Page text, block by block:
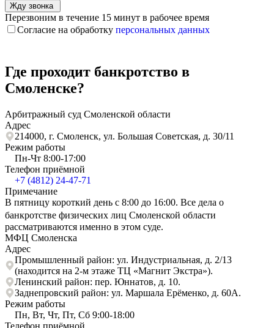
Жду звонка
Перезвоним в течение 15 минут в рабочее время
Согласие на обработку персональных данных
Где проходит банкротство в
Смоленске?
Арбитражный суд Смоленской области
Адрес
214000, г. Смоленск, ул. Большая Советская, д. 30/11
Режим работы
Пн-Чт 8:00-17:00
Телефон приёмной
+7 (4812) 24-47-71
Примечание
В пятницу короткий день с 8:00 до 16:00. Все дела о
банкротстве физических лиц Смоленской области
рассматриваются именно в этом суде.
МФЦ Смоленска
Адрес
Промышленный район: ул. Индустриальная, д. 2/13
(находится на 2-м этаже ТЦ «Магнит Экстра»).
Ленинский район: пер. Юннатов, д. 10.
Заднепровский район: ул. Маршала Ерёменко, д. 60А.
Режим работы
Пн, Вт, Чт, Пт, Сб 9:00-18:00
Телефон приёмной